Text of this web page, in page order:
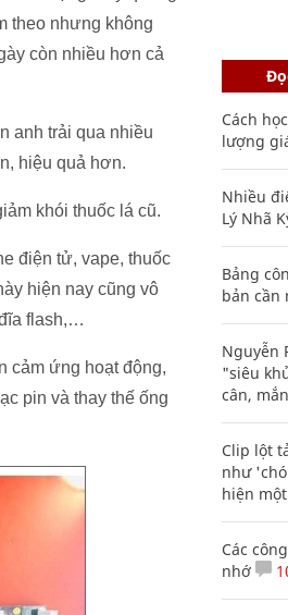
theo nhưng không
còn nhiều hơn cả
anh trải qua nhiều
hiệu quả hơn.
khói thuốc lá cũ.
điện tử, vape, thuốc
hiện nay cũng vô
flash,…
cảm ứng hoạt động,
pin và thay thế ống
Cách
lượng
Nhiều
Lý Nhã
Bảng
bản cần
Nguyễn
"siêu
cân,
Clip lột
như
hiện
Các
nhớ